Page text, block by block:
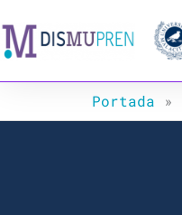
al
contenido
Portada »